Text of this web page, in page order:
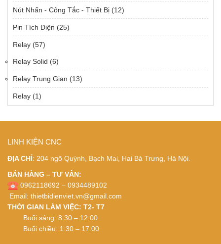
Nút Nhấn - Công Tắc - Thiết Bị (12)
Pin Tích Điện (25)
Relay (57)
Relay Solid (6)
Relay Trung Gian (13)
Relay (1)
LINH KIỆN CNC
ĐỊA CHỈ: 204 ngõ Quỳnh, Bạch Mai, Hai Bà Trưng, Hà Nội.
BÁN HÀNG – TƯ VẤN:
0962118692 – 0934489102
Email: thietbidienviet.vn@gmail.com
THỜI GIAN LÀM VIỆC: T2- T7
Buổi sáng: 8:30 – 12:00
Buổi chiều: 1:30 – 17:00